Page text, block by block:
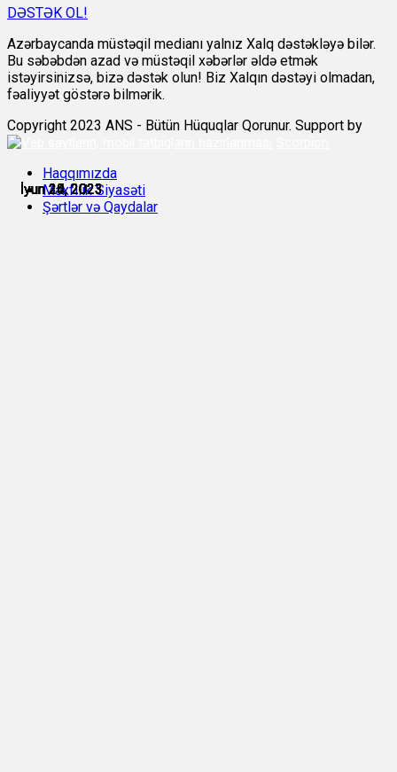
İyun 24, 2023
İyun 24, 2023
İyun 24, 2023
İyun 25, 2023
İyun 25, 2023
İyun 30, 2023
DƏSTƏK OL!
Azərbaycanda müstəqil medianı yalnız Xalq dəstəkləyə bilər.
Bu səbəbdən azad və müstəqil xəbərlər əldə etmək
istəyirsinizsə, bizə dəstək olun! Biz Xalqın dəstəyi olmadan,
fəaliyyət göstərə bilmərik.
Copyright 2023 ANS - Bütün Hüquqlar Qorunur. Support by
Haqqımızda
Məxfilik Siyasəti
Şərtlər və Qaydalar